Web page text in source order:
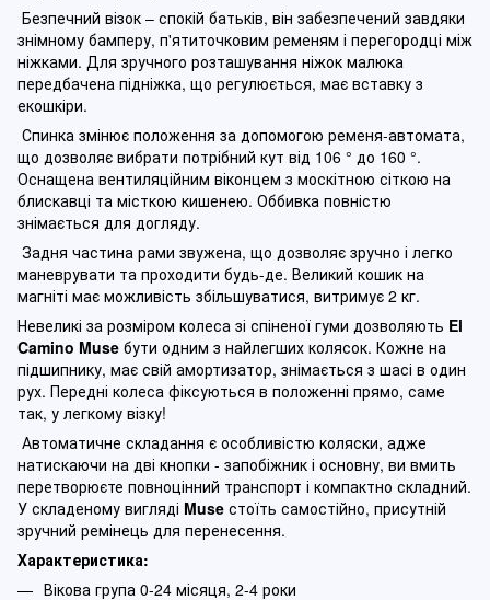
Безпечний візок – спокій батьків, він забезпечений завдяки
знімному бамперу, п'ятиточковим ременям і перегородці між
ніжками. Для зручного розташування ніжок малюка
передбачена підніжка, що регулюється, має вставку з
екошкіри.
Спинка змінює положення за допомогою ременя-автомата,
що дозволяє вибрати потрібний кут від 106 ° до 160 °.
Оснащена вентиляційним віконцем з москітною сіткою на
блискавці та місткою кишенею. Оббивка повністю
знімається для догляду.
Задня частина рами звужена, що дозволяє зручно і легко
маневрувати та проходити будь-де. Великий кошик на
магніті має можливість збільшуватися, витримує 2 кг.
Невеликі за розміром колеса зі спіненої гуми дозволяють El
Camino Muse бути одним з найлегших колясок. Кожне на
підшипнику, має свій амортизатор, знімається з шасі в один
рух. Передні колеса фіксуються в положенні прямо, саме
так, у легкому візку!
Автоматичне складання є особливістю коляски, адже
натискаючи на дві кнопки - запобіжник і основну, ви вмить
перетворюєте повноцінний транспорт і компактно складний.
У складеному вигляді Muse стоїть самостійно, присутній
зручний ремінець для перенесення.
Характеристика:
Вікова група 0-24 місяця, 2-4 роки